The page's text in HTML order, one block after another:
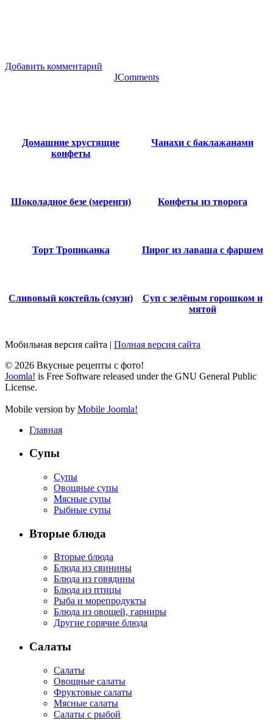
Добавить комментарий
JComments
Домашние хрустящие
конфеты
Чанахи с баклажанами
Шоколадное безе (меренги) Конфеты из творога
Торт Тропиканка Пирог из лаваша с фаршем
Сливовый коктейль (смузи)
Суп с зелёным горошком и
мятой
Мобильная версия сайта | Полная версия сайта
© 2026 Вкусные рецепты с фото!
Joomla! is Free Software released under the GNU General Public
License.
Mobile version by Mobile Joomla!
Главная
Супы
Супы
Овощные супы
Мясные супы
Рыбные супы
Вторые блюда
Вторые блюда
Блюда из свинины
Блюда из говядины
Блюда из птицы
Рыба и морепродукты
Блюда из овощей, гарниры
Другие горячие блюда
Салаты
Салаты
Овощные салаты
Фруктовые салаты
Мясные салаты
Салаты с рыбой